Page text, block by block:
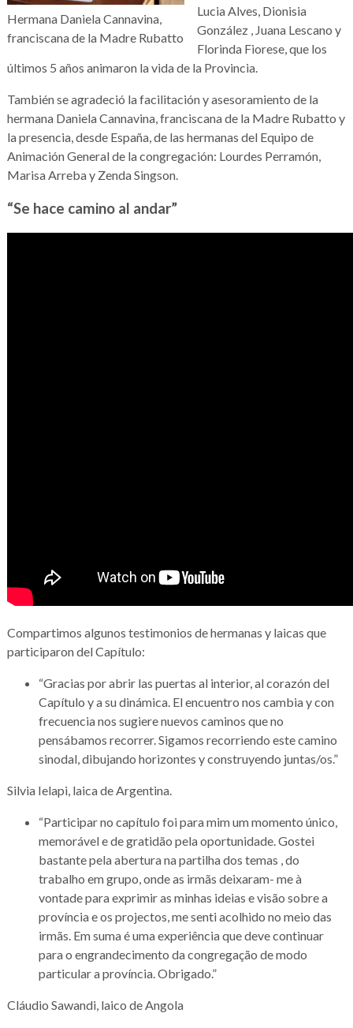
Hermana Daniela Cannavina,
franciscana de la Madre Rubatto
Lucia Alves, Dionisia
González , Juana Lescano y
Florinda Fiorese, que los
últimos 5 años animaron la vida de la Provincia.
También se agradeció la facilitación y asesoramiento de la
hermana Daniela Cannavina, franciscana de la Madre Rubatto y
la presencia, desde España, de las hermanas del Equipo de
Animación General de la congregación: Lourdes Perramón,
Marisa Arreba y Zenda Singson.
“Se hace camino al andar”
Compartimos algunos testimonios de hermanas y laicas que
participaron del Capítulo:
“Gracias por abrir las puertas al interior, al corazón del
Capítulo y a su dinámica. El encuentro nos cambia y con
frecuencia nos sugiere nuevos caminos que no
pensábamos recorrer. Sigamos recorriendo este camino
sinodal, dibujando horizontes y construyendo juntas/os.”
Silvia Ielapi, laica de Argentina.
“Participar no capítulo foi para mim um momento único,
memorável e de gratidão pela oportunidade. Gostei
bastante pela abertura na partilha dos temas , do
trabalho em grupo, onde as irmãs deixaram- me à
vontade para exprimir as minhas ideias e visão sobre a
província e os projectos, me senti acolhido no meio das
irmãs. Em suma é uma experiência que deve continuar
para o engrandecimento da congregação de modo
particular a província. Obrigado.”
Cláudio Sawandi, laico de Angola